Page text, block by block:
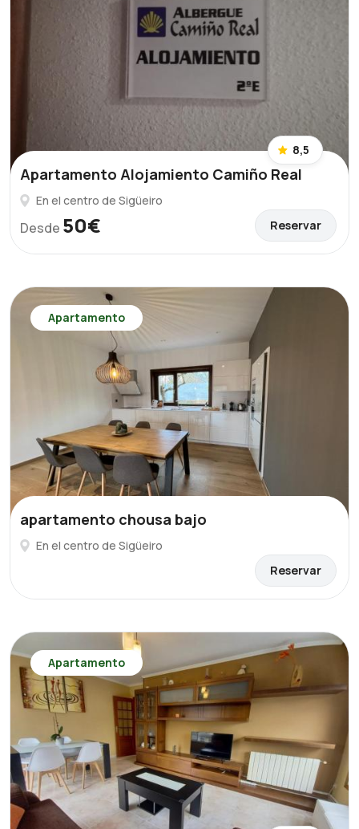
8,5
Apartamento Alojamiento Camiño Real
En el centro de Sigüeiro
Desde 50€ Reservar
Apartamento
apartamento chousa bajo
En el centro de Sigüeiro
Reservar
Apartamento